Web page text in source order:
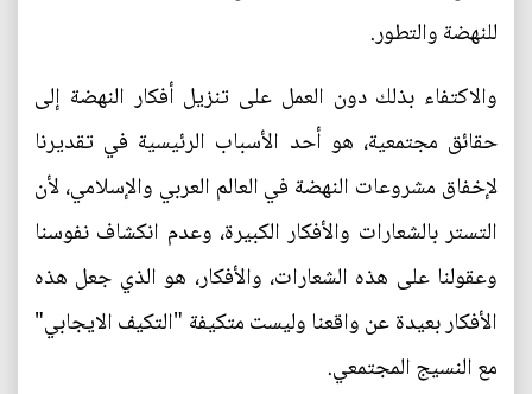
للنهضة والتطور.
والاكتفاء بذلك دون العمل على تنزيل أفكار النهضة إلى
حقائق مجتمعية، هو أحد الأسباب الرئيسية في تقديرنا
لإخفاق مشروعات النهضة في العالم العربي والإسلامي، لأن
التستر بالشعارات والأفكار الكبيرة، وعدم انكشاف نفوسنا
وعقولنا على هذه الشعارات، والأفكار، هو الذي جعل هذه
الأفكار بعيدة عن واقعنا وليست متكيفة "التكيف الايجابي"
مع النسيج المجتمعي.